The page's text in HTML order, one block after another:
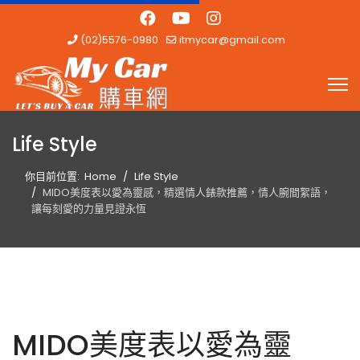
(02)5576-0980 itmycar@gmail.com
Life Style
你目前位置: Home
Life Style
MIDO美度表以愛為靈感，精選情人錶款推薦，情人腕間絮語，
讓每刻愛的力量見證永恆
MIDO美度表以愛為靈